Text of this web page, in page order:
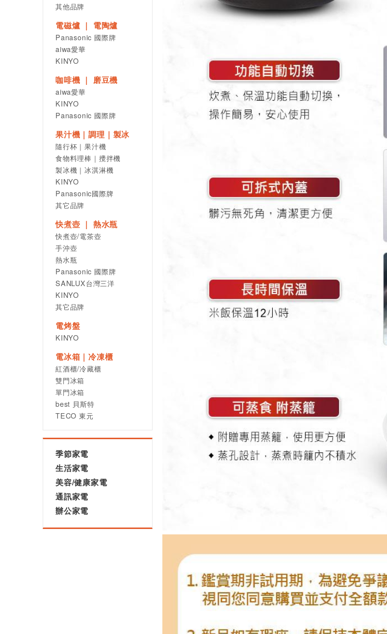
其他品牌
電磁爐 ｜ 電陶爐
Panasonic 國際牌
aiwa愛華
KINYO
咖啡機 ｜ 磨豆機
aiwa愛華
KINYO
Panasonic 國際牌
果汁機｜調理｜製冰
隨行杯｜果汁機
食物料理棒｜攪拌機
製冰機｜冰淇淋機
KINYO
Panasonic國際牌
其它品牌
快煮壺 ｜ 熱水瓶
快煮壺/電茶壺
手沖壺
熱水瓶
Panasonic 國際牌
SANLUX台灣三洋
KINYO
其它品牌
電烤盤
KINYO
電冰箱｜冷凍櫃
紅酒櫃/冷藏櫃
雙門冰箱
單門冰箱
best 貝斯特
TECO 東元
季節家電
生活家電
美容/健康家電
通訊家電
辦公家電